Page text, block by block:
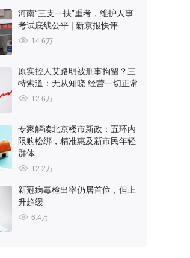
河南“三支一扶”重考，维护人事
考试底线公平 | 新京报快评
14.6万
原实控人艾路明被刑事拘留？三
特索道：无从知晓 经营一切正常
12.6万
专家解读北京楼市新政：五环内
限购松绑，精准惠及新市民年轻
群体
12.2万
新冠病毒检出率仍居首位，但上
升趋缓
6.4万